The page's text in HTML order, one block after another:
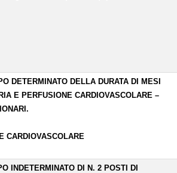
DETERMINATO DELLA DURATA DI MESI
E PERFUSIONE CARDIOVASCOLARE –
CARDIOVASCOLARE
INDETERMINATO DI N. 2 POSTI DI